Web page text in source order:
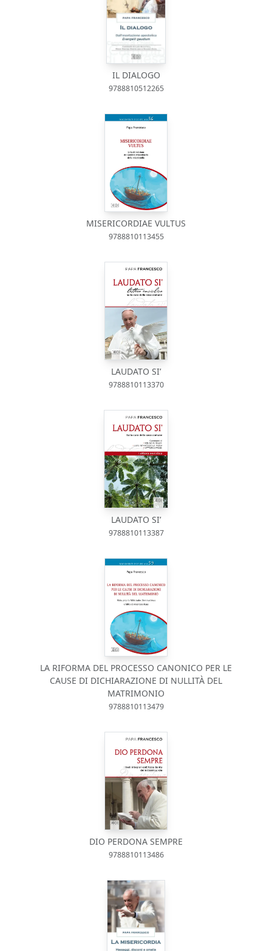
IL DIALOGO
9788810512265
MISERICORDIAE VULTUS
9788810113455
LAUDATO SI’
9788810113370
LAUDATO SI’
9788810113387
LA RIFORMA DEL PROCESSO CANONICO PER LE
CAUSE DI DICHIARAZIONE DI NULLITÀ DEL
MATRIMONIO
9788810113479
DIO PERDONA SEMPRE
9788810113486